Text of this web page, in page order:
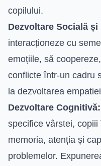
copilului.
Dezvoltare Socială
interacționeze cu
emoțiile, să
conflicte într-un cadru
la dezvoltarea
Dezvoltare Cognitivă:
specifice vârstei,
memoria, atenția și
problemelor.